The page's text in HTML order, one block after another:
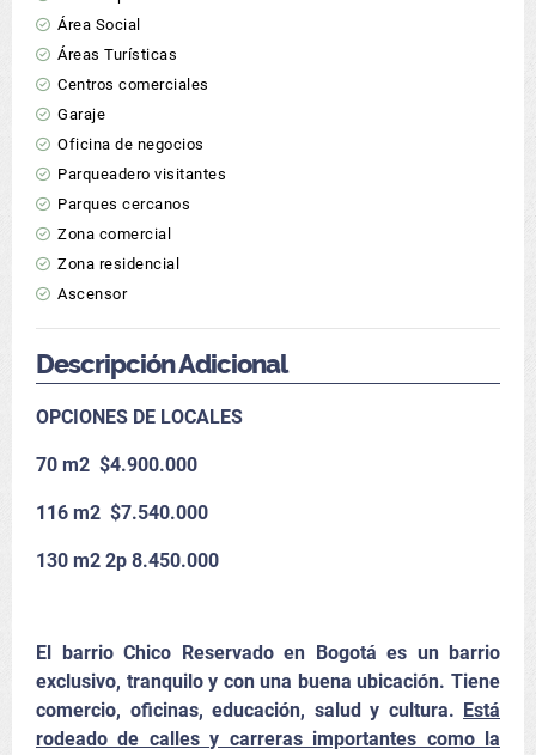
Área Social
Áreas Turísticas
Centros comerciales
Garaje
Oficina de negocios
Parqueadero visitantes
Parques cercanos
Zona comercial
Zona residencial
Ascensor
Descripción Adicional
OPCIONES DE LOCALES
70 m2 $4.900.000
116 m2 $7.540.000
130 m2 2p 8.450.000
El barrio Chico Reservado en Bogotá es un barrio
exclusivo, tranquilo y con una buena ubicación. Tiene
comercio, oficinas, educación, salud y cultura. Está
rodeado de calles y carreras importantes como la